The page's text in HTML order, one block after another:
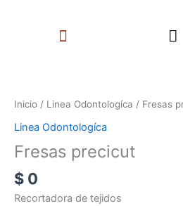
Menu
Inicio / Linea Odontologíca / Fresas
Linea Odontologíca
Fresas precicut
$ 0
Recortadora de tejidos
cantidad